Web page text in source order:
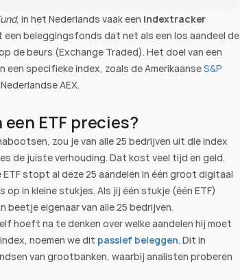
, in het Nederlands vaak een indextracker
een beleggingsfonds dat net als een los aandeel de
de beurs (Exchange Traded). Het doel van een
een specifieke index, zoals de Amerikaanse S&P
AEX.
ETF precies?
zou je van alle 25 bedrijven uit die index
de juiste verhouding. Dat kost veel tijd en geld.
stopt al deze 25 aandelen in één groot digitaal
in kleine stukjes. Als jij één stukje (één ETF)
beetje eigenaar van alle 25 bedrijven.
hoeft na te denken over welke aandelen hij moet
noemen we dit passief beleggen. Dit in
van grootbanken, waarbij analisten proberen